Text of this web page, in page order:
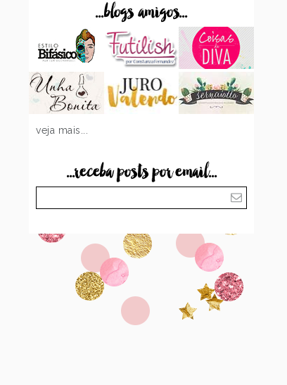
...blogs amigos...
veja mais...
...receba posts por email...